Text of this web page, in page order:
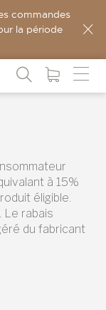
commandes
la période
à 15%
éligible.
Le rabais
du fabricant